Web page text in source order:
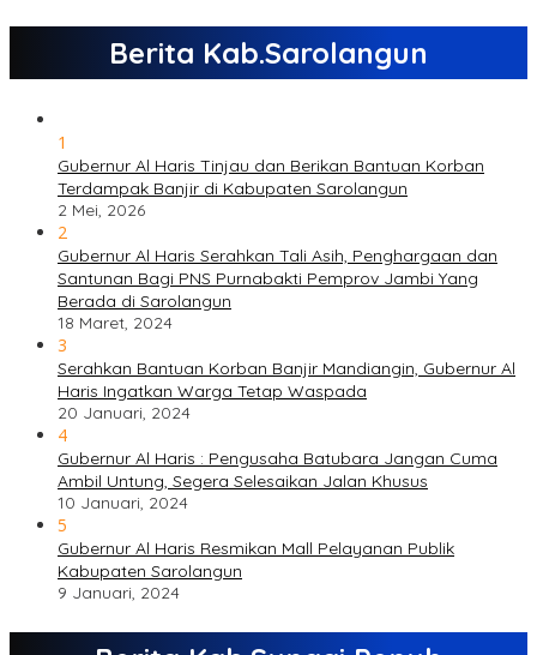
Berita Kab.Sarolangun
1
Gubernur Al Haris Tinjau dan Berikan Bantuan Korban
Terdampak Banjir di Kabupaten Sarolangun
2 Mei, 2026
2
Gubernur Al Haris Serahkan Tali Asih, Penghargaan dan
Santunan Bagi PNS Purnabakti Pemprov Jambi Yang
Berada di Sarolangun
18 Maret, 2024
3
Serahkan Bantuan Korban Banjir Mandiangin, Gubernur Al
Haris Ingatkan Warga Tetap Waspada
20 Januari, 2024
4
Gubernur Al Haris : Pengusaha Batubara Jangan Cuma
Ambil Untung, Segera Selesaikan Jalan Khusus
10 Januari, 2024
5
Gubernur Al Haris Resmikan Mall Pelayanan Publik
Kabupaten Sarolangun
9 Januari, 2024